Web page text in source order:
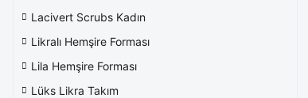
Lacivert Scrubs Kadın
Likralı Hemşire Forması
Lila Hemşire Forması
Lüks Likra Takım